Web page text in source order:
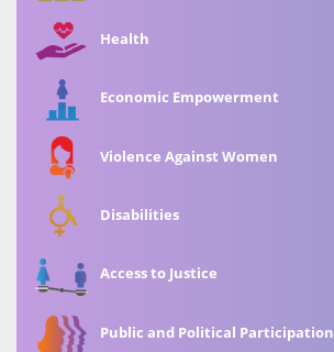
Health
Economic Empowerment
Violence Against Women
Disabilities
Access to Justice
Public and Political Participation